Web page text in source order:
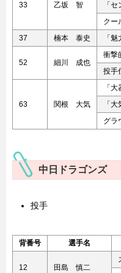
33 乙坂 智
「
クー
37
楠本 泰史 「
52 細川 成也
衝撃
投手
63 関根 大気
「
「
グラ
中日ドラゴンズ
投手
背番号 選手名
12 田島 慎二